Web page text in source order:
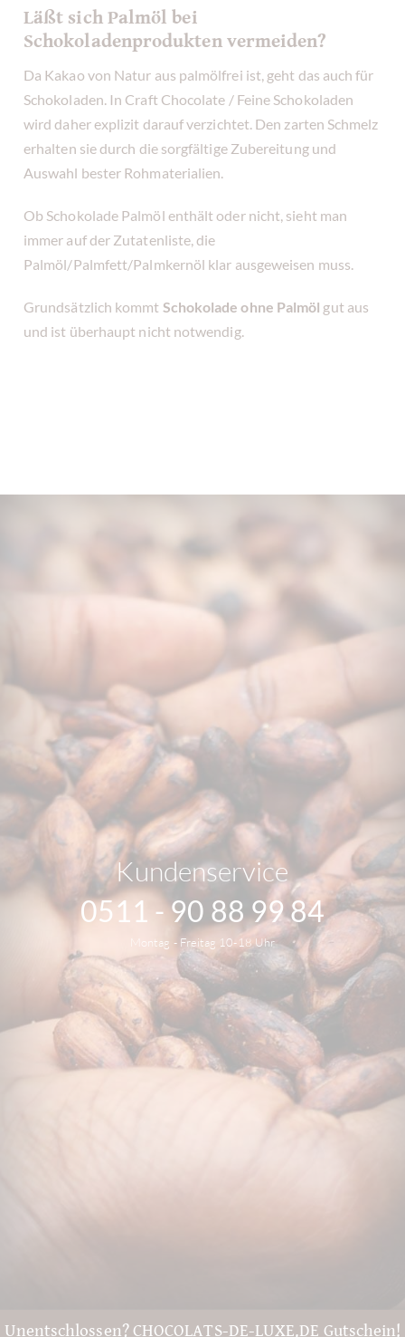
Läßt sich Palmöl bei
Schokoladenprodukten vermeiden?
Da Kakao von Natur aus palmölfrei ist, geht das auch für
Schokoladen. In Craft Chocolate / Feine Schokoladen
wird daher explizit darauf verzichtet. Den zarten Schmelz
erhalten sie durch die sorgfältige Zubereitung und
Auswahl bester Rohmaterialien.
Ob Schokolade Palmöl enthält oder nicht, sieht man
immer auf der Zutatenliste, die
Palmöl/Palmfett/Palmkernöl klar ausgeweisen muss.
Grundsätzlich kommt Schokolade ohne Palmöl gut aus
und ist überhaupt nicht notwendig.
Kundenservice
0511 - 90 88 99 84
Montag - Freitag 10-18 Uhr
Unentschlossen? CHOCOLATS-DE-LUXE.DE Gutschein!